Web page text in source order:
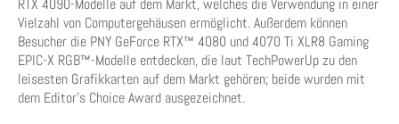
RTX 4090-Modelle auf dem Markt, welches die Verwendung in einer
Vielzahl von Computergehäusen ermöglicht. Außerdem können
Besucher die PNY GeForce RTX™ 4080 und 4070 Ti XLR8 Gaming
EPIC-X RGB™-Modelle entdecken, die laut TechPowerUp zu den
leisesten Grafikkarten auf dem Markt gehören; beide wurden mit
dem Editor’s Choice Award ausgezeichnet.